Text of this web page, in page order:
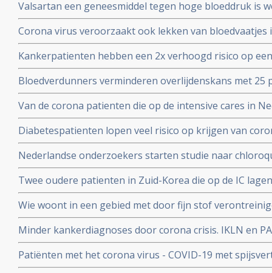
Valsartan een geneesmiddel tegen hoge bloeddruk is
het corona virus. Nederlandse onderzoekers aan de
gerandomiseerd onderzoek. ]
Corona virus veroorzaakt ook lekken van
de ACE2-receptoren en maakt dit corona virus nog
onderzoekers aan de Radboud universiteit
Kankerpatienten hebben een 2x verhoogd risico op
virus blijkt uit studie in Wujang. Waarschijnlijk doordat
Bloedverdunners verminderen overlijdenskans met
corona virus die een SOHA score - sepsis-
hadden bij opname op de Intensive Care
Van de corona patienten die op de intensive cares in
32 procent mensen met ernstig overgewicht en
Diabetespatienten lopen veel risico op krijgen van
eerste Nederlandse onderzoek onder 100 patienten.
Nederlandse onderzoekers starten studie naar
patienten die besmet zijn met het coronavirus - COVID-
Twee oudere patienten in Zuid-Korea die op de IC
corona virus door bloedplasma behandeling van
Wie woont in een gebied met door fijn stof
groter risico op overlijden aan corona virus in
zuiverder lucht
Minder kankerdiagnoses door corona crisis. IKLN en
effecten op langere termijn schrijven zij in een brief.
Patiënten met het corona virus - COVID-19 met
slechtere prognose om te overleven dan patiënten